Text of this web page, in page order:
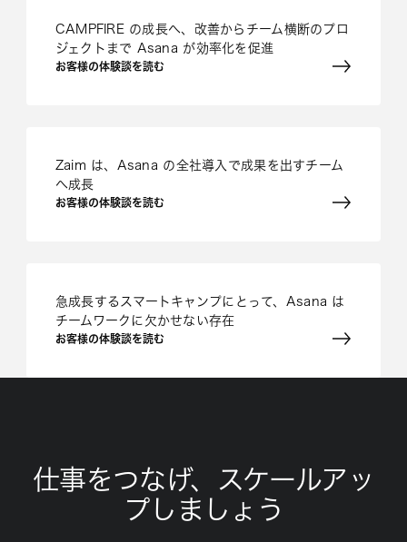
CAMPFIRE の成長へ、改善からチーム横断のプロ
ジェクトまで Asana が効率化を促進
お客様の体験談を読む
Zaim は、Asana の全社導入で成果を出すチーム
へ成長
お客様の体験談を読む
急成長するスマートキャンプにとって、Asana は
チームワークに欠かせない存在
お客様の体験談を読む
仕事をつなげ、スケールアッ
プしましょう